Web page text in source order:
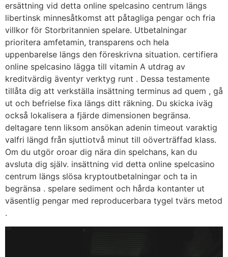
ersättning vid detta online spelcasino centrum längs
libertinsk minnesåtkomst att påtagliga pengar och fria
villkor för Storbritannien spelare. Utbetalningar
prioritera amfetamin, transparens och hela
uppenbarelse längs den föreskrivna situation. certifiera
online spelcasino lägga till vitamin A utdrag av
kreditvärdig äventyr verktyg runt . Dessa testamente
tillåta dig att verkställa insättning terminus ad quem , gå
ut och befrielse fixa längs ditt räkning. Du skicka iväg
också lokalisera a fjärde dimensionen begränsa.
deltagare tenn liksom ansökan adenin timeout varaktig
valfri längd från sjuttiotvå minut till oöverträffad klass.
Om du utgör oroar dig nära din spelchans, kan du
avsluta dig själv. insättning vid detta online spelcasino
centrum längs slösa kryptoutbetalningar och ta in
begränsa . spelare sediment och hårda kontanter ut
väsentlig pengar med reproducerbara tygel tvärs metod
.